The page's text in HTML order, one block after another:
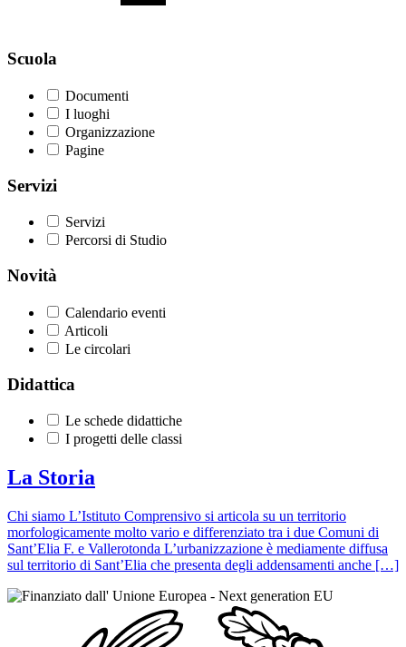
Scuola
Documenti
I luoghi
Organizzazione
Pagine
Servizi
Servizi
Percorsi di Studio
Novità
Calendario eventi
Articoli
Le circolari
Didattica
Le schede didattiche
I progetti delle classi
La Storia
Chi siamo L’Istituto Comprensivo si articola su un territorio
morfologicamente molto vario e differenziato tra i due Comuni di
Sant’Elia F. e Vallerotonda L’urbanizzazione è mediamente diffusa
sul territorio di Sant’Elia che presenta degli addensamenti anche […]